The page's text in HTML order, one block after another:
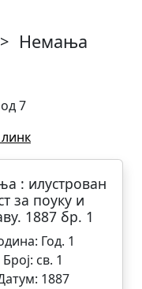
> Немања
7
: илустрован
за поуку и
1887 бр. 1
Год. 1
Број: св. 1
1887